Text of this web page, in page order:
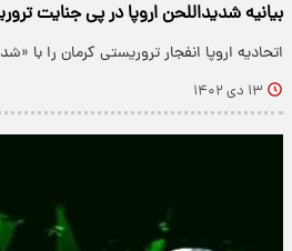
بیانیه شدیداللحن اروپا در پی جنایت
اتحادیه اروپا انفجار تروریستی کرمان را با
۱۳ دی ۱۴۰۲